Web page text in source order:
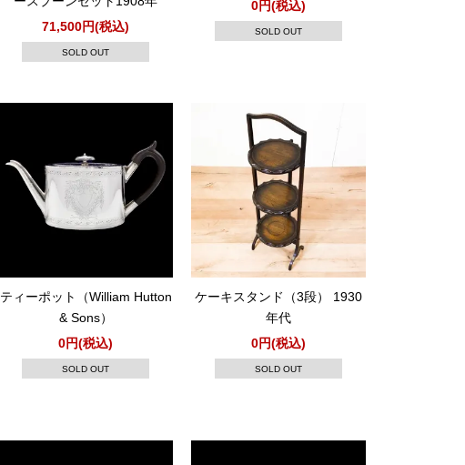
71,500円(税込)
SOLD OUT
0円(税込)
SOLD OUT
ティーポット（William Hutton
& Sons）
0円(税込)
SOLD OUT
ケーキスタンド（3段） 1930
年代
0円(税込)
SOLD OUT